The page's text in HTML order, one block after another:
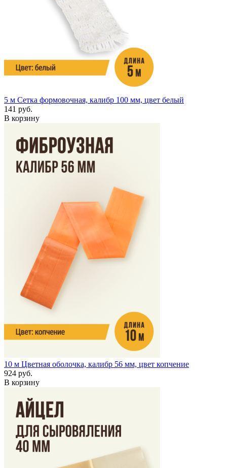
5 м Сетка формовочная, калибр 100 мм, цвет белый
141 руб.
В корзину
10 м Цветная оболочка, калибр 56 мм, цвет копчение
924 руб.
В корзину